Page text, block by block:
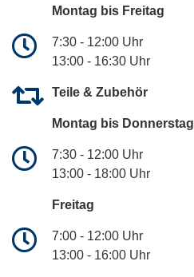
Montag bis Freitag
7:30 - 12:00 Uhr
13:00 - 16:30 Uhr
Teile & Zubehör
Montag bis Donnerstag
7:30 - 12:00 Uhr
13:00 - 18:00 Uhr
Freitag
7:00 - 12:00 Uhr
13:00 - 16:00 Uhr